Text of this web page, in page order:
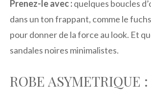
Prenez-le avec :quelques boucles
dans un ton frappant, comme le
pour donner de la force au look. Et
sandales noires minimalistes.
ROBE ASYMETRIQUE